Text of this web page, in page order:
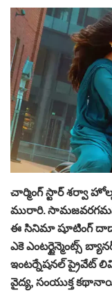
చార్మింగ్ స్టార్ శర్వా
మురారి.
ఈ సినిమా షూటింగ్
ఎకె ఎంటర్టైన్మెంట్స్
ఇంటర్నేషనల్ ప్రైవేట్
వైద్య, సంయుక్త